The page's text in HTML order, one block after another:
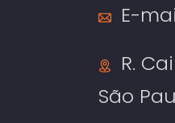
E-
R.
São